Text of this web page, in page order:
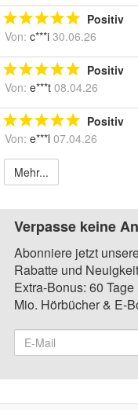
Positiv
Von: c***i 30.06.26
Positiv
Von: e***t 08.04.26
Positiv
Von: e***l 07.04.26
Mehr...
Verpasse keine
Abonniere jetzt
Rabatte und
Extra-Bonus: 60
Mio. Hörbücher & E-